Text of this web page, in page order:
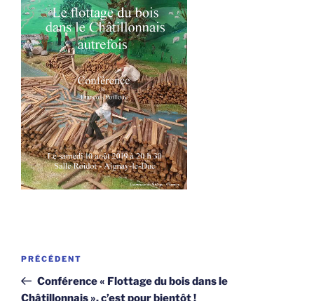
Navigation
l’article
Article
précédent
PRÉCÉDENT
Conférence « Flottage du bois dans le
Châtillonnais », c’est pour bientôt !